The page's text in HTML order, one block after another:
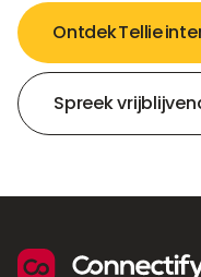
Ontdek Tellie
Spreek